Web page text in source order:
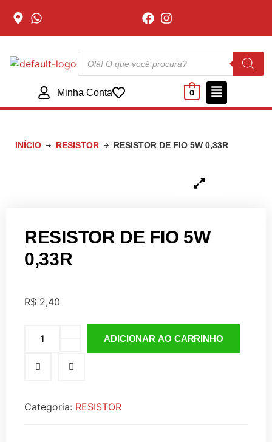
Minha Conta 0
INÍCIO RESISTOR RESISTOR DE FIO 5W 0,33R
RESISTOR DE FIO 5W
0,33R
R$ 2,40
ADICIONAR AO CARRINHO
Categoria: RESISTOR